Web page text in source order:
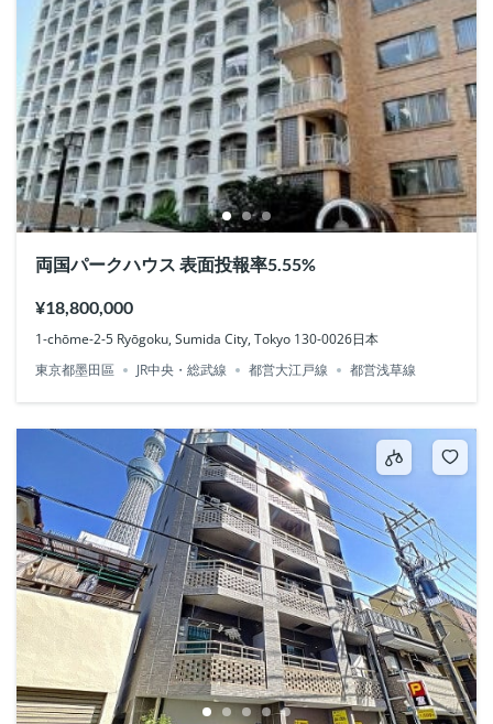
両国パークハウス 表面投報率5.55%
¥18,800,000
1-chōme-2-5 Ryōgoku, Sumida City, Tokyo 130-0026日本
東京都墨田區
JR中央・総武線 都営大江戸線 都営浅草線